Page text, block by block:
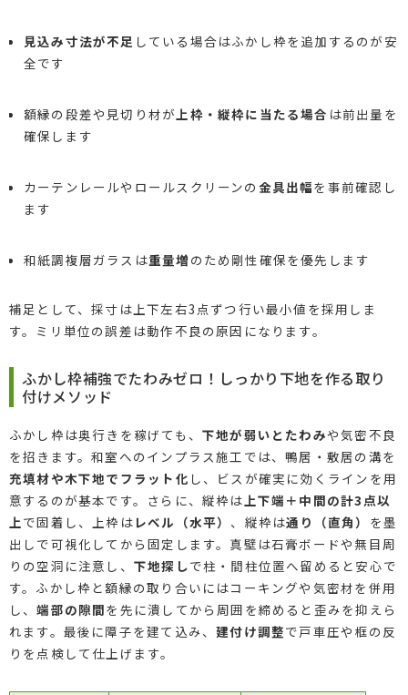
見込み寸法が不足 している場合はふかし枠を追加するのが安
全です
額縁の段差や見切り材が 上枠・縦枠に当たる場合 は前出量を
確保します
カーテンレールやロールスクリーンの 金具出幅を事前確認し
ます
和紙調複層ガラスは重量増 のため剛性確保を優先します
補足として、採寸は上下左右3点ずつ行い最小値を採用しま
す。ミリ単位の誤差は動作不良の原因になります。
ふかし枠補強でたわみゼロ！しっかり下地を作る取り
付けメソッド
ふかし枠は奥行きを稼げても、 下地が弱いとたわみや気密不良
を招きます。和室へのインプラス施工では、鴨居・敷居の溝を
充填材や木下地でフラット化 し、ビスが確実に効くラインを用
意するのが基本です。さらに、縦枠は 上下端＋中間の計3点以
上 で固着し、上枠は レベル（水平） 、縦枠は通り（直角） を墨
出しで可視化してから固定します。真壁は石膏ボードや無目周
りの空洞に注意し、 下地探しで柱・間柱位置へ留めると安心で
す。ふかし枠と額縁の取り合いにはコーキングや気密材を併用
し、端部の隙間を先に潰してから周囲を締めると歪みを抑えら
れます。最後に障子を建て込み、建付け調整で戸車圧や框の反
りを点検して仕上げます。